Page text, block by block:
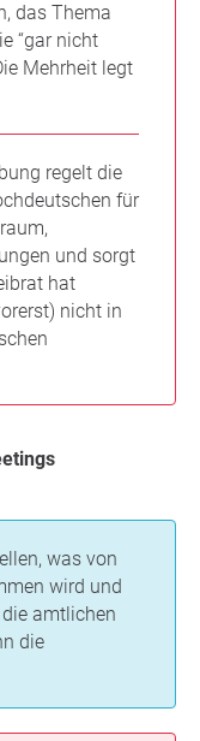
das Thema
“gar nicht
Mehrheit legt
regelt die
für
und sorgt
hat
nicht in
was von
wird und
amtlichen
die